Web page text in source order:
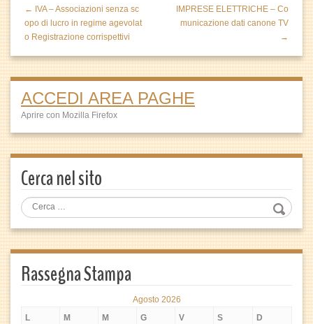
← IVA – Associazioni senza sc
opo di lucro in regime agevolat
o Registrazione corrispettivi
IMPRESE ELETTRICHE – Co
municazione dati canone TV
→
ACCEDI AREA PAGHE
Aprire con Mozilla Firefox
Cerca nel sito
Rassegna Stampa
Agosto 2026
L
M M G V S D